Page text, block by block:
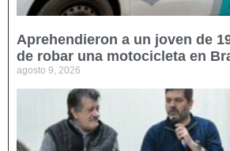
Aprehendieron a un joven de
de robar una motocicleta en
agosto 9, 2026